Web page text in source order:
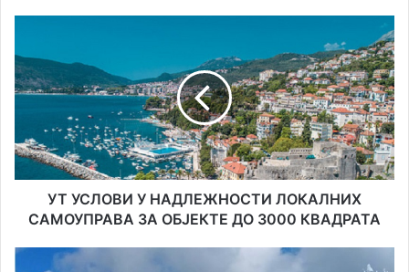
У
НАДЛЕЖНОСТИ
ЛОКАЛНИХ
САМОУПРАВА
ЗА
ОБЈЕКТЕ
ДО
КВАДРАТА
УТ УСЛОВИ У НАДЛЕЖНОСТИ ЛОКАЛНИХ
САМОУПРАВА ЗА ОБЈЕКТЕ ДО 3000 КВАДРАТА
ЗИМА